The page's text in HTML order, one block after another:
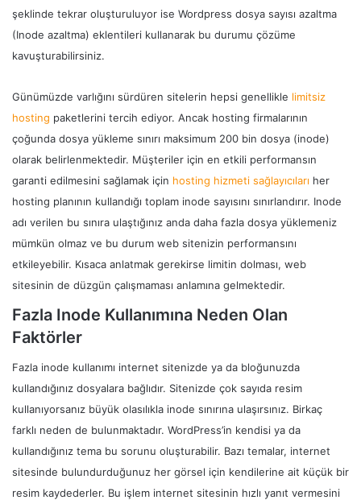
şeklinde tekrar oluşturuluyor ise Wordpress dosya sayısı azaltma
(Inode azaltma) eklentileri kullanarak bu durumu çözüme
kavuşturabilirsiniz.
Günümüzde varlığını sürdüren sitelerin hepsi genellikle limitsiz
hosting paketlerini tercih ediyor. Ancak hosting firmalarının
çoğunda dosya yükleme sınırı maksimum 200 bin dosya (inode)
olarak belirlenmektedir. Müşteriler için en etkili performansın
garanti edilmesini sağlamak için hosting hizmeti sağlayıcıları her
hosting planının kullandığı toplam inode sayısını sınırlandırır. Inode
adı verilen bu sınıra ulaştığınız anda daha fazla dosya yüklemeniz
mümkün olmaz ve bu durum web sitenizin performansını
etkileyebilir. Kısaca anlatmak gerekirse limitin dolması, web
sitesinin de düzgün çalışmaması anlamına gelmektedir.
Fazla Inode Kullanımına Neden Olan
Faktörler
Fazla inode kullanımı internet sitenizde ya da bloğunuzda
kullandığınız dosyalara bağlıdır. Sitenizde çok sayıda resim
kullanıyorsanız büyük olasılıkla inode sınırına ulaşırsınız. Birkaç
farklı neden de bulunmaktadır. WordPress’in kendisi ya da
kullandığınız tema bu sorunu oluşturabilir. Bazı temalar, internet
sitesinde bulundurduğunuz her görsel için kendilerine ait küçük bir
resim kaydederler. Bu işlem internet sitesinin hızlı yanıt vermesini